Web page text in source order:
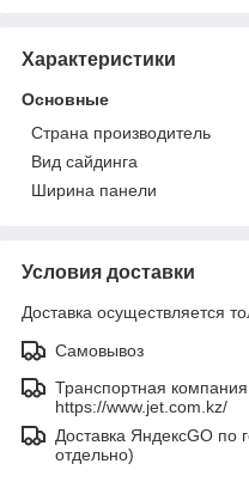
Характеристики
Основные
Страна производитель
Вид сайдинга
Ширина панели
Условия доставки
Доставка осуществляется
Самовывоз
Транспортная
https://www.jet.com.kz/
Доставка ЯндексGO по
отдельно)